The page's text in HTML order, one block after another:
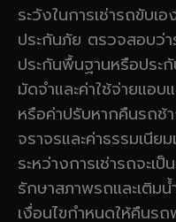
ระวังในการเช่ารถขับเ
ประกันภัย ตรวจสอบว่
ประกันพื้นฐานหรือประ
มัดจำและค่าใช้จ่ายแอ
หรือค่าปรับหากคืนรถช้
จราจรและค่าธรรมเนีย
ระหว่างการเช่ารถจะเ
รักษาสภาพรถและเติม
เงื่อนไขกำหนดให้คืนร